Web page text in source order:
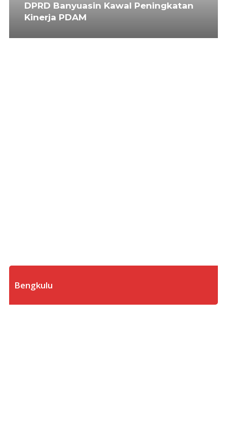
DPRD Banyuasin Kawal Peningkatan
Kinerja PDAM
Bengkulu